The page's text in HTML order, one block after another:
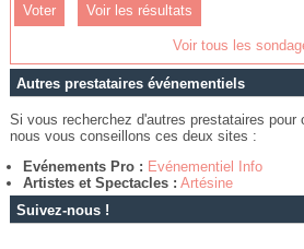
Voir les résultats
Voir tous les
Autres prestataires événementiels
Si vous recherchez d'autres prestataires pour
nous vous conseillons ces deux sites :
Evénements Pro : Evénementiel Info
Artistes et Spectacles : Artésine
Suivez-nous !